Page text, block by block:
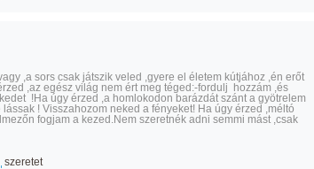
,a sors csak játszik veled ,gyere el életem kútjához ,én erőt
,az egész világ nem ért meg téged:-fordulj hozzám ,és
!Ha úgy érzed ,a homlokodon barázdát szánt a gyötrelem
! Visszahozom neked a fényeket! Ha úgy érzed ,méltó
fogjam a kezed.Nem szeretnék adni semmi mást ,csak
szeretet